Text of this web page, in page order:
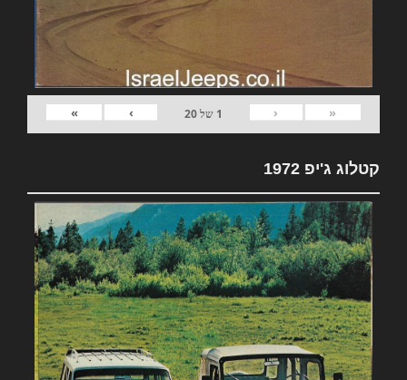
«
‹
1 של20
›
»
קטלוג ג'יפ 1972